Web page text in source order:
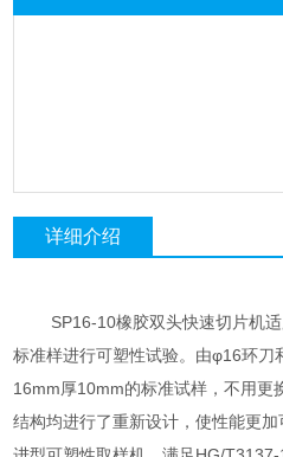
详细介绍
SP16-10橡胶双头快速切片机适
标准样进行可塑性试验。由φ16环刀
16mm厚10mm的标准试样，不用更
结构均进行了重新设计，使性能更